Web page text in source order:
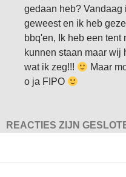
gedaan heb?
geweest en ik heb
bbq'en, Ik heb een tent
kunnen staan maar wij
wat ik zeg!!!
Maar
o ja FIPO
REACTIES ZIJN